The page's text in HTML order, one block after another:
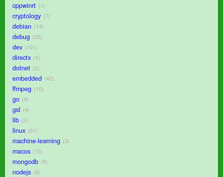
cppwinrt 1
cryptology 7
debian 14
debug 52
dev 101
directx 1
dotnet 2
embedded 42
ffmpeg 10
go 9
gsl 4
lib 2
linux 61
machine-learning 3
macos 10
mongodb 9
nodejs 8